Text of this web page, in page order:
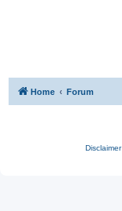
Home Forum
Disclaimer